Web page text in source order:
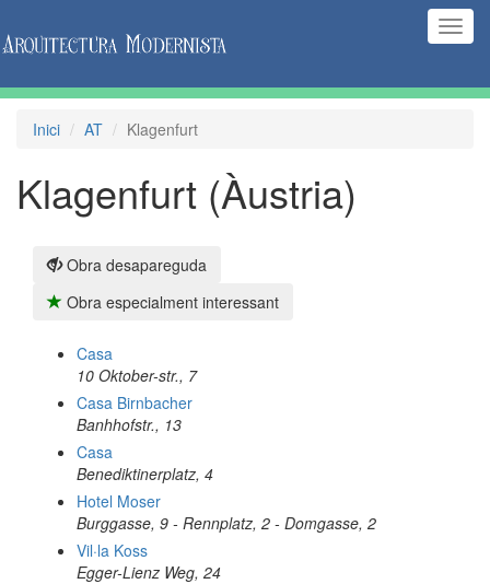
Inici AT Klagenfurt
Klagenfurt (Àustria)
Obra desapareguda
Obra especialment interessant
Casa
10 Oktober-str., 7
Casa Birnbacher
Banhhofstr., 13
Casa
Benediktinerplatz, 4
Hotel Moser
Burggasse, 9 - Rennplatz, 2 - Domgasse, 2
Vil·la Koss
Egger-Lienz Weg, 24